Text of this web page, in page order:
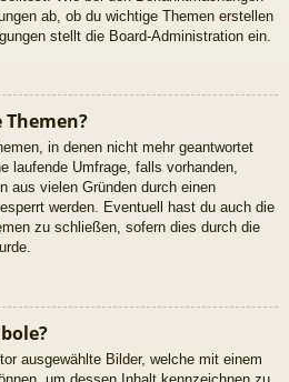
ab, ob du wichtige Themen erstellen
stellt die Board-Administration ein.
Themen?
in denen nicht mehr geantwortet
laufende Umfrage, falls vorhanden,
aus vielen Gründen durch einen
werden. Eventuell hast du auch die
zu schließen, sofern dies durch die
ausgewählte Bilder, welche mit einem